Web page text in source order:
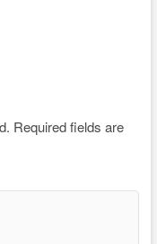
Required fields are